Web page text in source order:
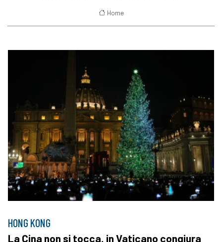
Home
HONG KONG
La Cina non si tocca, in Vaticano congiura